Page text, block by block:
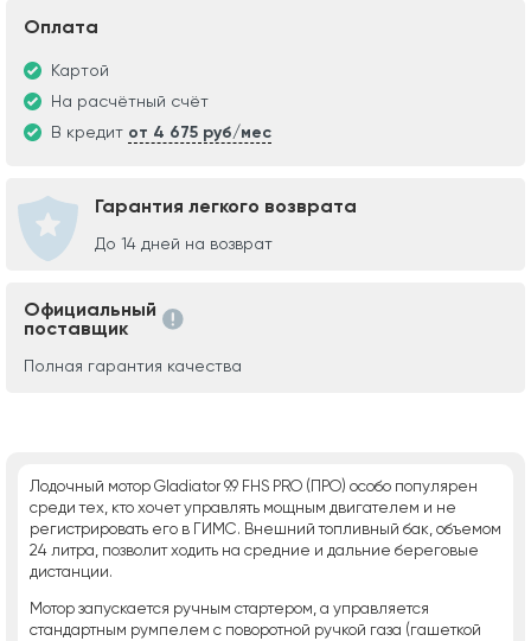
Оплата
Картой
На расчётный счёт
В кредит от 4 675 руб/мес
Гарантия легкого возврата
До 14 дней на возврат
Официальный
поставщик
Полная гарантия качества
Лодочный мотор Gladiator 9.9 FHS PRO (ПРО) особо популярен
среди тех, кто хочет управлять мощным двигателем и не
регистрировать его в ГИМС. Внешний топливный бак, объемом
24 литра, позволит ходить на средние и дальние береговые
дистанции.
Мотор запускается ручным стартером, а управляется
стандартным румпелем с поворотной ручкой газа (гашеткой